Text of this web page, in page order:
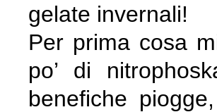
gelate invernali!
Per prima cosa
po’ di
benefiche